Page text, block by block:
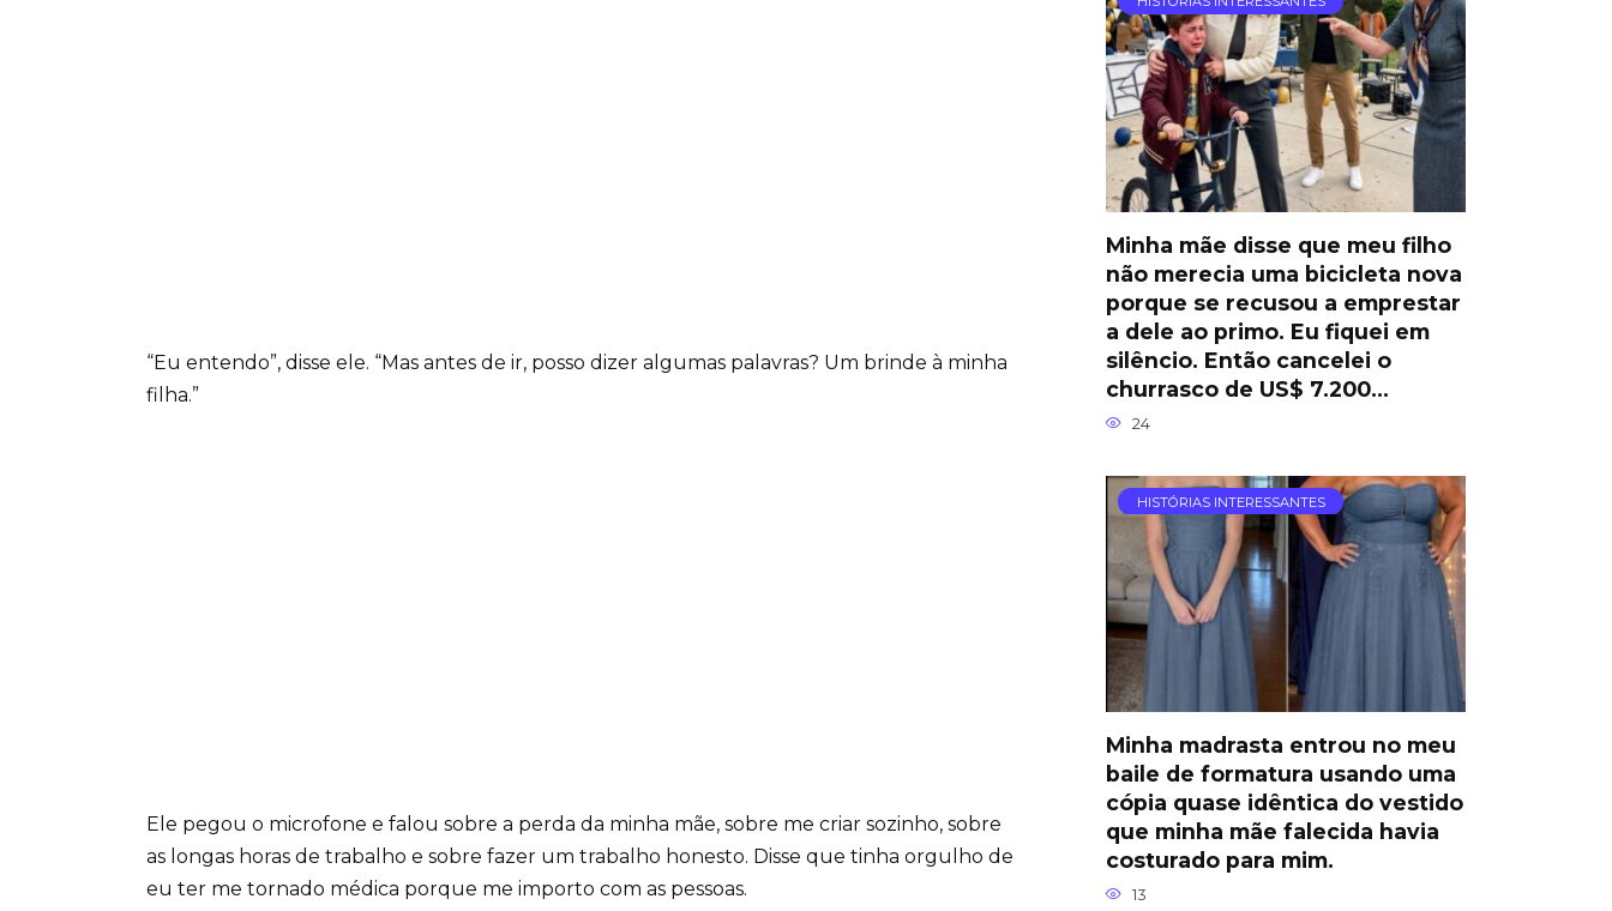
“Eu entendo”, disse ele. “Mas antes de ir, posso dizer algumas palavras? Um brinde à minha
filha.”
Ele pegou o microfone e falou sobre a perda da minha mãe, sobre me criar sozinho, sobre
as longas horas de trabalho e sobre fazer um trabalho honesto. Disse que tinha orgulho de
eu ter me tornado médica porque me importo com as pessoas.
Minha mãe disse que meu filho
não merecia uma bicicleta nova
porque se recusou a emprestar
a dele ao primo. Eu fiquei em
silêncio. Então cancelei o
churrasco de US$ 7.200…
24
HISTÓRIAS INTERESSANTES
Minha madrasta entrou no meu
baile de formatura usando uma
cópia quase idêntica do vestido
que minha mãe falecida havia
costurado para mim.
13